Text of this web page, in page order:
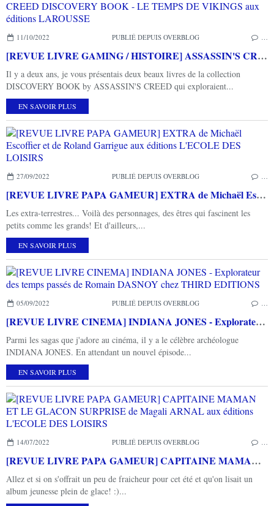
11/10/2022 PUBLIÉ DEPUIS OVERBLOG
[REVUE LIVRE GAMING / HISTOIRE] ASSASSIN'S CREED DISCOVERY BOOK - LE TEMPS DE VIKINGS aux éditions LAROUSSE
Il y a deux ans, je vous présentais deux beaux livres de la collection
DISCOVERY BOOK by ASSASSIN'S CREED qui exploraient...
EN SAVOIR PLUS
27/09/2022 PUBLIÉ DEPUIS OVERBLOG
[REVUE LIVRE PAPA GAMEUR] EXTRA de Michaël Escoffier et de Roland Garrigue aux éditions L'ECOLE DES LOISIRS
Les extra-terrestres... Voilà des personnages, des êtres qui fascinent les
petits comme les grands! Et d'ailleurs,...
EN SAVOIR PLUS
05/09/2022 PUBLIÉ DEPUIS OVERBLOG
[REVUE LIVRE CINEMA] INDIANA JONES - Explorateur des temps passés de Romain DASNOY chez THIRD EDITIONS
Parmi les sagas que j'adore au cinéma, il y a le célèbre archéologue
INDIANA JONES. En attendant un nouvel épisode...
EN SAVOIR PLUS
14/07/2022 PUBLIÉ DEPUIS OVERBLOG
[REVUE LIVRE PAPA GAMEUR] CAPITAINE MAMAN ET LE GLACON SURPRISE de Magali ARNAL aux éditions L'ECOLE DES LOISIRS
Allez et si on s'offrait un peu de fraicheur pour cet été et qu'on lisait un
album jeunesse plein de glace! :)...